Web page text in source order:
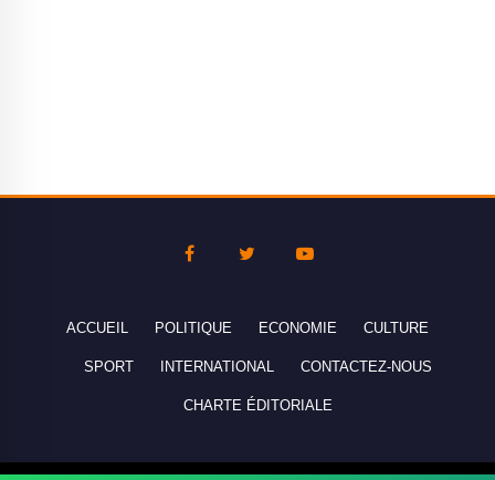
ACCUEIL POLITIQUE ECONOMIE CULTURE
SPORT INTERNATIONAL CONTACTEZ-NOUS
CHARTE ÉDITORIALE